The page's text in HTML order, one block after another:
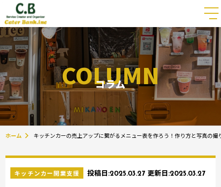
COLUMN
コラム
ホーム キッチンカーの売上アップに繋がるメニュー表を作ろう！作り方と写真の撮
キッチンカー開業支援 投稿日:2025.03.27 更新日:2025.03.27